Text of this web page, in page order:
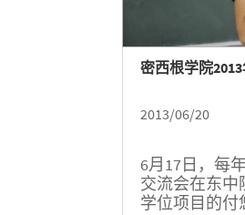
密西根学院
2013/06/20
6月17日，每
交流会在东中
学位项目的付